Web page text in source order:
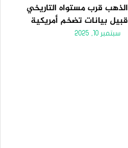
الذهب قرب مستواه التاريخي
قبيل بيانات تضخم أمريكية
سبتمبر 10, 2025